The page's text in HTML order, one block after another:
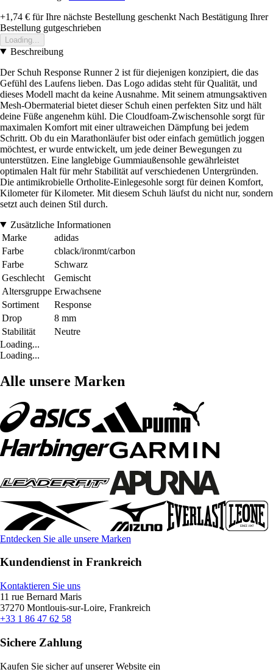
+1,74 € für Ihre nächste Bestellung geschenkt Nach Bestätigung Ihrer
Bestellung gutgeschrieben
Loading...
Beschreibung
Der Schuh Response Runner 2 ist für diejenigen konzipiert, die das
Gefühl des Laufens lieben. Das Logo adidas steht für Qualität, und
dieses Modell macht da keine Ausnahme. Mit seinem atmungsaktiven
Mesh-Obermaterial bietet dieser Schuh einen perfekten Sitz und hält
deine Füße angenehm kühl. Die Cloudfoam-Zwischensohle sorgt für
maximalen Komfort mit einer ultraweichen Dämpfung bei jedem
Schritt. Ob du ein Marathonläufer bist oder einfach gemütlich joggen
möchtest, er wurde entwickelt, um jede deiner Bewegungen zu
unterstützen. Eine langlebige Gummiaußensohle gewährleistet
optimalen Halt für mehr Stabilität auf verschiedenen Untergründen.
Die antimikrobielle Ortholite-Einlegesohle sorgt für deinen Komfort,
Kilometer für Kilometer. Mit diesem Schuh läufst du nicht nur, sondern
setzt auch deinen Stil durch.
Zusätzliche Informationen
Marke
adidas
Farbe
cblack/ironmt/carbon
Farbe
Schwarz
Geschlecht
Gemischt
Altersgruppe Erwachsene
Sortiment
Response
Drop
8 mm
Stabilität
Neutre
Loading...
Loading...
Alle unsere Marken
Entdecken Sie alle unsere Marken
Kundendienst in Frankreich
Kontaktieren Sie uns
11 rue Bernard Maris
37270 Montlouis-sur-Loire, Frankreich
+33 1 86 47 62 58
Sichere Zahlung
Kaufen Sie sicher auf unserer Website ein